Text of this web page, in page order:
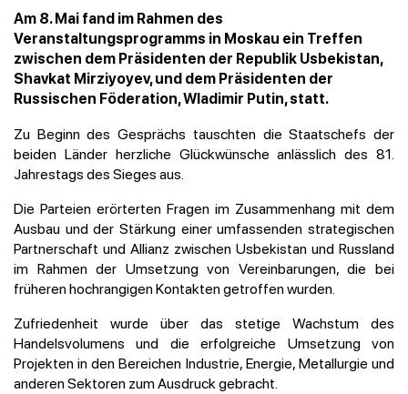
Am 8. Mai fand im Rahmen des
Veranstaltungsprogramms in Moskau ein Treffen
zwischen dem Präsidenten der Republik Usbekistan,
Shavkat Mirziyoyev, und dem Präsidenten der
Russischen Föderation, Wladimir Putin, statt.
Zu Beginn des Gesprächs tauschten die Staatschefs der
beiden Länder herzliche Glückwünsche anlässlich des 81.
Jahrestags des Sieges aus.
Die Parteien erörterten Fragen im Zusammenhang mit dem
Ausbau und der Stärkung einer umfassenden strategischen
Partnerschaft und Allianz zwischen Usbekistan und Russland
im Rahmen der Umsetzung von Vereinbarungen, die bei
früheren hochrangigen Kontakten getroffen wurden.
Zufriedenheit wurde über das stetige Wachstum des
Handelsvolumens und die erfolgreiche Umsetzung von
Projekten in den Bereichen Industrie, Energie, Metallurgie und
anderen Sektoren zum Ausdruck gebracht.